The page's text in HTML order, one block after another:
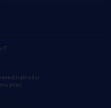
IT
prac